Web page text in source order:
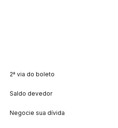
2ª via do boleto
Saldo devedor
Negocie sua dívida